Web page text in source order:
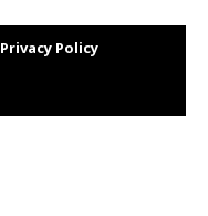
Privacy Policy